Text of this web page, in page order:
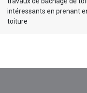
intéressants en prenant
toiture